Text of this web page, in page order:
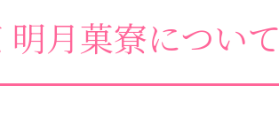
明月菓寮について